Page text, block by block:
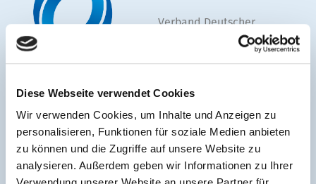
Diese Webseite verwendet Cookies
Wir verwenden Cookies, um Inhalte und Anzeigen zu
personalisieren, Funktionen für soziale Medien anbieten
zu können und die Zugriffe auf unsere Website zu
analysieren. Außerdem geben wir Informationen zu Ihrer
Verband Deutscher
Freizeitparks und
Freizeitunternehmen e.V.
+49 30 233606730
info@vdfu.org